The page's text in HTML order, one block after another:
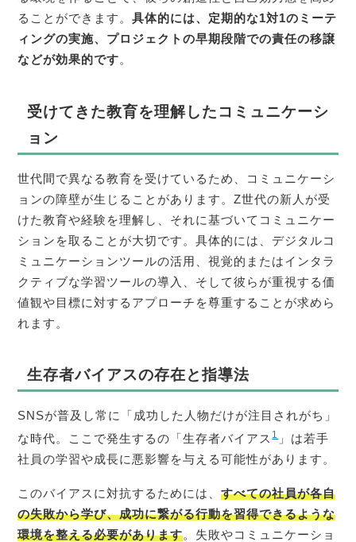
ることができます。具体的には、定期的な1対1のミーテ
ィングの実施、プロジェクトの早期段階での責任の移譲
などが効果的です。
受けてきた教育を理解したコミュニケーシ
ョン
世代間で異なる教育を受けているため、コミュニケーシ
ョンの障壁が生じることがあります。Z世代の新人が受
けた教育や経験を理解し、それに基づいてコミュニケー
ションを取ることが大切です。具体的には、デジタルコ
ミュニケーションツールの活用、視覚的またはインタラ
クティブな学習ツールの導入、そして彼らが重視する価
値観や目標に対するアプローチを尊重することが求めら
れます。
生存者バイアスの存在と指導法
SNSが普及し常に「成功した人物だけが注目されがち」
な時代。ここで発生するの「生存者バイアス1」は若手
社員の学習や成長に悪影響を与える可能性があります。
このバイアスに対抗するためには、すべての社員が各自
の失敗から学び、成功に繋がる行動を習得できるような
環境を整える必要があります。失敗やコミュニケーショ